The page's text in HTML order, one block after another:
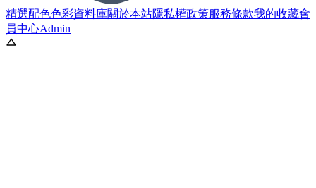
精選配色色彩資料庫關於本站隱私權政策服務條款我的收藏會
員中心Admin